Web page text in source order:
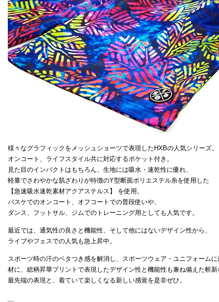
様々なグラフィックをメッシュショーツで表現したHXBの人気シリーズ。
オンコート、ライフスタイル共に対応するポケット付き。
見た目のインパクトはもちろん、生地には吸水・速乾性に優れ、
軽量でさわやかな肌ざわりが特徴のY型断面ポリエステル糸を使用した
【急速吸水速乾素材アクアステルス】 を使用。
バスケでのオンコート、オフコートでの普段使いや、
ダンス、フットサル、ジムでのトレーニング用としても人気です。
最近では、通気性の良さと機能性、そして他にはないデザイン性から、
ライブやフェスでの人気も急上昇中。
スポーツ時の汗のベタつき感を解消し、スポーツウェア・ユニフォーム
材に、総柄昇華プリントで表現したデザイン性と機能性も兼ね備えた斬
最先端の表現と、着ていて楽しくなる新しい感覚を是非ぜひ。